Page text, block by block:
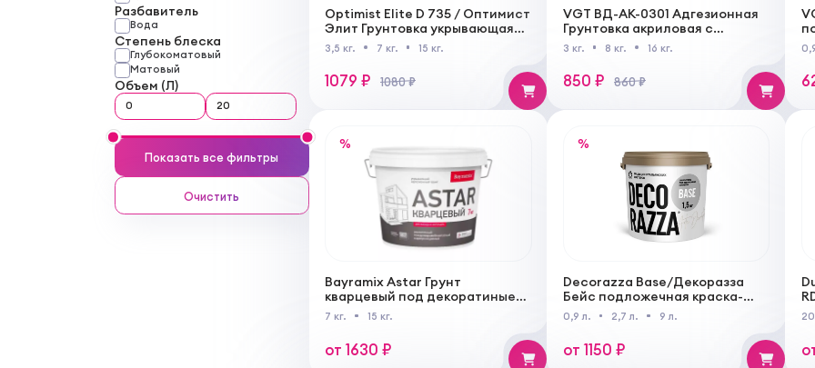
Разбавитель
Вода
Степень блеска
Глубокоматовый
Матовый
Объем (Л)
Показать все фильтры
Очистить
Optimist Elite D 735 / Оптимист
Элит Грунтовка укрывающая
500 для наружных и
внутренних работ
3,5 кг. 7 кг. 15 кг.
1079 ₽ 1080 ₽
VGT ВД-АК-0301 Адгезионная
Грунтовка акриловая с
мраморной крошкой под
декоративные штукатурки
3 кг. 8 кг. 16 кг.
850 ₽ 860 ₽
%
Bayramix Astar Грунт
кварцевый под декоратиные
штукатурки
7 кг. 15 кг.
от 1630 ₽
%
Decorazza Base/Декоразза
Бейс подложечная краска-
грунт для нанесения
декоративных покрытий
0,9 л. 2,7 л. 9 л.
от 1150 ₽